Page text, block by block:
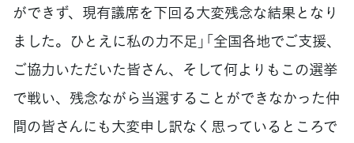
ができず、現有議席を下回る大変残念な結果となり
ました。ひとえに私の力不足」「全国各地でご支援、
ご協力いただいた皆さん、そして何よりもこの選挙
で戦い、残念ながら当選することができなかった仲
間の皆さんにも大変申し訳なく思っているところで